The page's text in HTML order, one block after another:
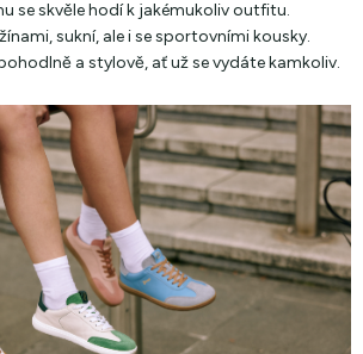
se skvěle hodí k jakémukoliv outfitu.
sukní, ale i se sportovními kousky.
a stylově, ať už se vydáte kamkoliv.